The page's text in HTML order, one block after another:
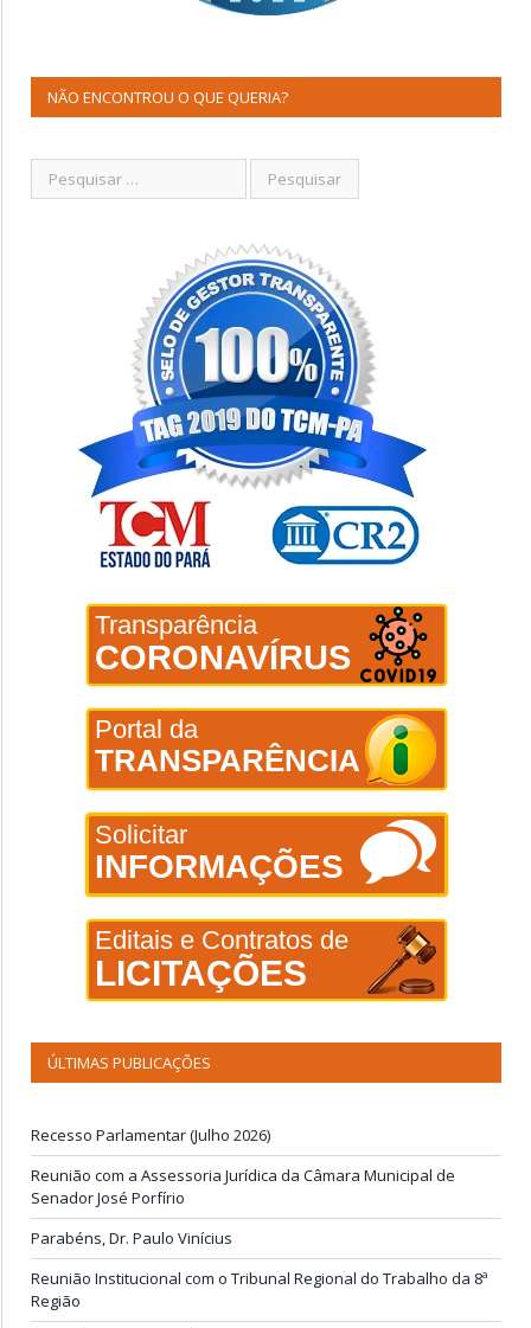
NÃO ENCONTROU O QUE QUERIA?
Transparência
CORONAVÍRUS
Portal da
TRANSPARÊNCIA
Solicitar
INFORMAÇÕES
Editais e Contratos de
LICITAÇÕES
ÚLTIMAS PUBLICAÇÕES
Recesso Parlamentar (Julho 2026)
Reunião com a Assessoria Jurídica da Câmara Municipal de
Senador José Porfírio
Parabéns, Dr. Paulo Vinícius
Reunião Institucional com o Tribunal Regional do Trabalho da 8ª
Região